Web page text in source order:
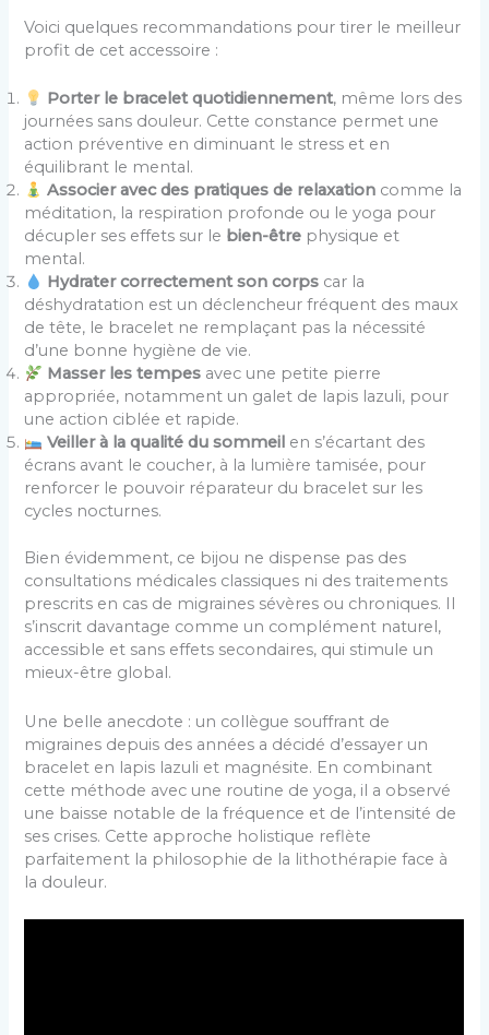
Voici quelques recommandations pour tirer le meilleur
profit de cet accessoire :
Porter le bracelet quotidiennement, même lors des
journées sans douleur. Cette constance permet une
action préventive en diminuant le stress et en
équilibrant le mental.
Associer avec des pratiques de relaxation comme la
méditation, la respiration profonde ou le yoga pour
décupler ses effets sur le bien-être physique et
mental.
Hydrater correctement son corps car la
déshydratation est un déclencheur fréquent des maux
de tête, le bracelet ne remplaçant pas la nécessité
d’une bonne hygiène de vie.
Masser les tempes avec une petite pierre
appropriée, notamment un galet de lapis lazuli, pour
une action ciblée et rapide.
Veiller à la qualité du sommeil en s’écartant des
écrans avant le coucher, à la lumière tamisée, pour
renforcer le pouvoir réparateur du bracelet sur les
cycles nocturnes.
Bien évidemment, ce bijou ne dispense pas des
consultations médicales classiques ni des traitements
prescrits en cas de migraines sévères ou chroniques. Il
s’inscrit davantage comme un complément naturel,
accessible et sans effets secondaires, qui stimule un
mieux-être global.
Une belle anecdote : un collègue souffrant de
migraines depuis des années a décidé d’essayer un
bracelet en lapis lazuli et magnésite. En combinant
cette méthode avec une routine de yoga, il a observé
une baisse notable de la fréquence et de l’intensité de
ses crises. Cette approche holistique reflète
parfaitement la philosophie de la lithothérapie face à
la douleur.